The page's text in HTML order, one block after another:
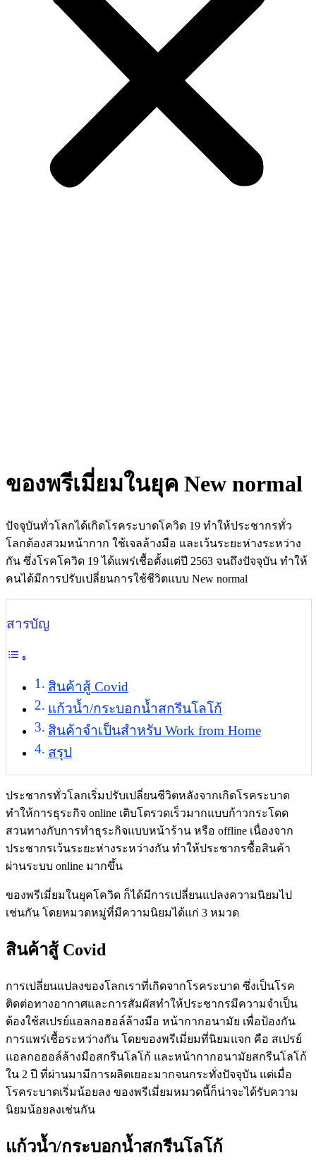
ของพรีเมี่ยมในยุค New normal
ปัจจุบันทั่วโลกได้เกิดโรคระบาดโควิด 19 ทำให้ประชากรทั่ว
โลกต้องสวมหน้ากาก ใช้เจลล้างมือ และเว้นระยะห่างระหว่าง
กัน ซึ่งโรคโควิด 19 ได้แพร่เชื้อตั้งแต่ปี 2563 จนถึงปัจจุบัน ทำให้
คนได้มีการปรับเปลี่ยนการใช้ชีวิตแบบ New normal
สารบัญ
สินค้าสู้ Covid
แก้วน้ำ/กระบอกน้ำสกรีนโลโก้
สินค้าจำเป็นสำหรับ Work from Home
สรุป
ประชากรทั่วโลกเริ่มปรับเปลี่ยนชีวิตหลังจากเกิดโรคระบาด
ทำให้การธุระกิจ online เติบโตรวดเร็วมากแบบก้าวกระโดด
สวนทางกับการทำธุระกิจแบบหน้าร้าน หรือ offline เนื่องจาก
ประชากรเว้นระยะห่างระหว่างกัน ทำให้ประชากรซื้อสินค้า
ผ่านระบบ online มากขึ้น
ของพรีเมี่ยมในยุคโควิด ก็ได้มีการเปลี่ยนแปลงความนิยมไป
เช่นกัน โดยหมวดหมู่ที่มีความนิยมได้แก่ 3 หมวด
สินค้าสู้ Covid
การเปลี่ยนแปลงของโลกเราที่เกิดจากโรคระบาด ซึ่งเป็นโรค
ติดต่อทางอากาศและการสัมผัสทำให้ประชากรมีความจำเป็น
ต้องใช้สเปรย์แอลกอฮอล์ล้างมือ หน้ากากอนามัย เพื่อป้องกัน
การแพร่เชื้อระหว่างกัน โดยของพรีเมี่ยมที่นิยมแจก คือ สเปรย์
แอลกอฮอล์ล้างมือสกรีนโลโก้ และหน้ากากอนามัยสกรีนโลโก้
ใน 2 ปี ที่ผ่านมามีการผลิตเยอะมากจนกระทั่งปัจจุบัน แต่เมื่อ
โรคระบาดเริ่มน้อยลง ของพรีเมี่ยมหมวดนี้ก็น่าจะได้รับความ
นิยมน้อยลงเช่นกัน
แก้วน้ำ/กระบอกน้ำสกรีนโลโก้